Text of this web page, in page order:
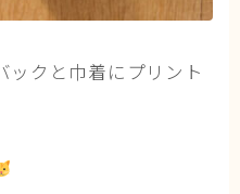
ックと巾着にプリント